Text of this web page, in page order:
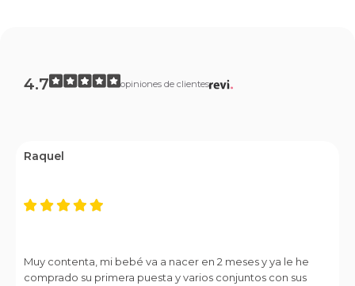
4.7 opiniones de clientes
Raquel
Muy contenta, mi bebé va a nacer en 2 meses y ya le he
comprado su primera puesta y varios conjuntos con sus